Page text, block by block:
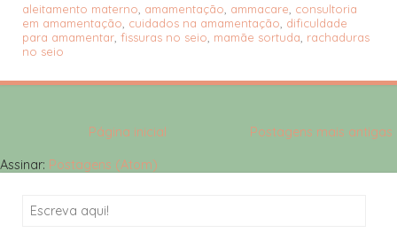
aleitamento materno amamentação ammacare consultoria
em amamentação cuidados na amamentação dificuldade
para amamentar fissuras no seio mamãe sortuda rachaduras
no seio
Postagens mais antigas
Página inicial
Assinar: Postagens (Atom)
Search